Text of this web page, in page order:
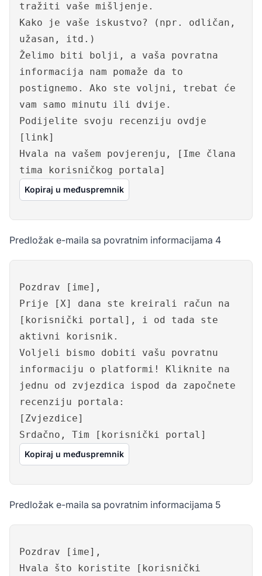
tražiti vaše mišljenje.
Kako je vaše iskustvo? (npr. odličan,
užasan, itd.)
Želimo biti bolji, a vaša povratna
informacija nam pomaže da to
postignemo. Ako ste voljni, trebat će
vam samo minutu ili dvije.
Podijelite svoju recenziju ovdje
[link]
Hvala na vašem povjerenju, [Ime člana
tima korisničkog portala]
Kopiraj u međuspremnik
Predložak e-maila sa povratnim informacijama 4
Pozdrav [ime],
Prije [X] dana ste kreirali račun na
[korisnički portal], i od tada ste
aktivni korisnik.
Voljeli bismo dobiti vašu povratnu
informaciju o platformi! Kliknite na
jednu od zvjezdica ispod da započnete
recenziju portala:
[Zvjezdice]
Srdačno, Tim [korisnički portal]
Kopiraj u međuspremnik
Predložak e-maila sa povratnim informacijama 5
Pozdrav [ime],
Hvala što koristite [korisnički